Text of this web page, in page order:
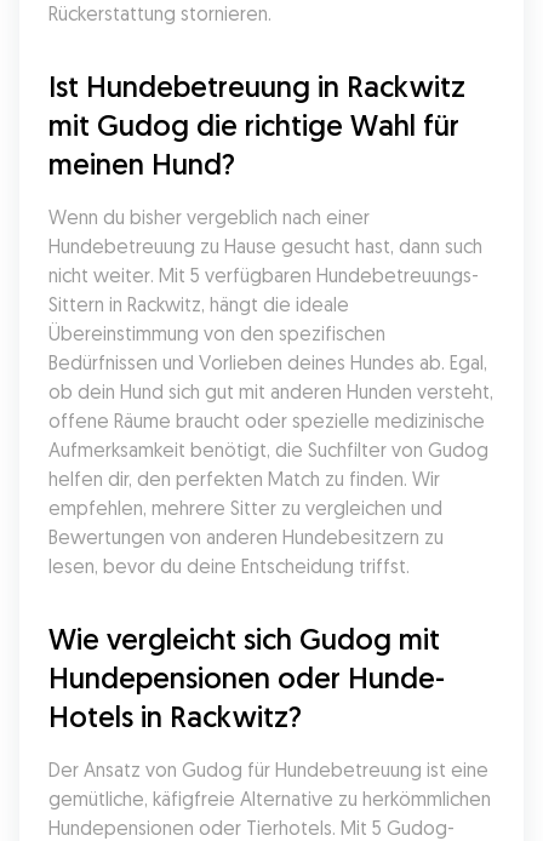
Rückerstattung stornieren.
Ist Hundebetreuung in Rackwitz
mit Gudog die richtige Wahl für
meinen Hund?
Wenn du bisher vergeblich nach einer
Hundebetreuung zu Hause gesucht hast, dann such
nicht weiter. Mit 5 verfügbaren Hundebetreuungs-
Sittern in Rackwitz, hängt die ideale
Übereinstimmung von den spezifischen
Bedürfnissen und Vorlieben deines Hundes ab. Egal,
ob dein Hund sich gut mit anderen Hunden versteht,
offene Räume braucht oder spezielle medizinische
Aufmerksamkeit benötigt, die Suchfilter von Gudog
helfen dir, den perfekten Match zu finden. Wir
empfehlen, mehrere Sitter zu vergleichen und
Bewertungen von anderen Hundebesitzern zu
lesen, bevor du deine Entscheidung triffst.
Wie vergleicht sich Gudog mit
Hundepensionen oder Hunde-
Hotels in Rackwitz?
Der Ansatz von Gudog für Hundebetreuung ist eine
gemütliche, käfigfreie Alternative zu herkömmlichen
Hundepensionen oder Tierhotels. Mit 5 Gudog-